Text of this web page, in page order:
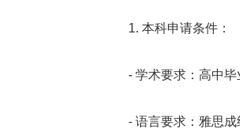
1. 本科申请条件：
- 学术要求：高中毕
- 语言要求：雅思